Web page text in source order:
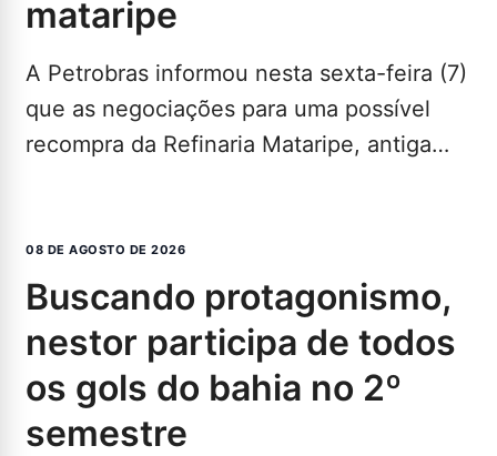
mataripe
A Petrobras informou nesta sexta-feira (7)
que as negociações para uma possível
recompra da Refinaria Mataripe, antiga
08 DE AGOSTO DE 2026
buscando protagonismo,
nestor participa de todos
os gols do bahia no 2º
semestre